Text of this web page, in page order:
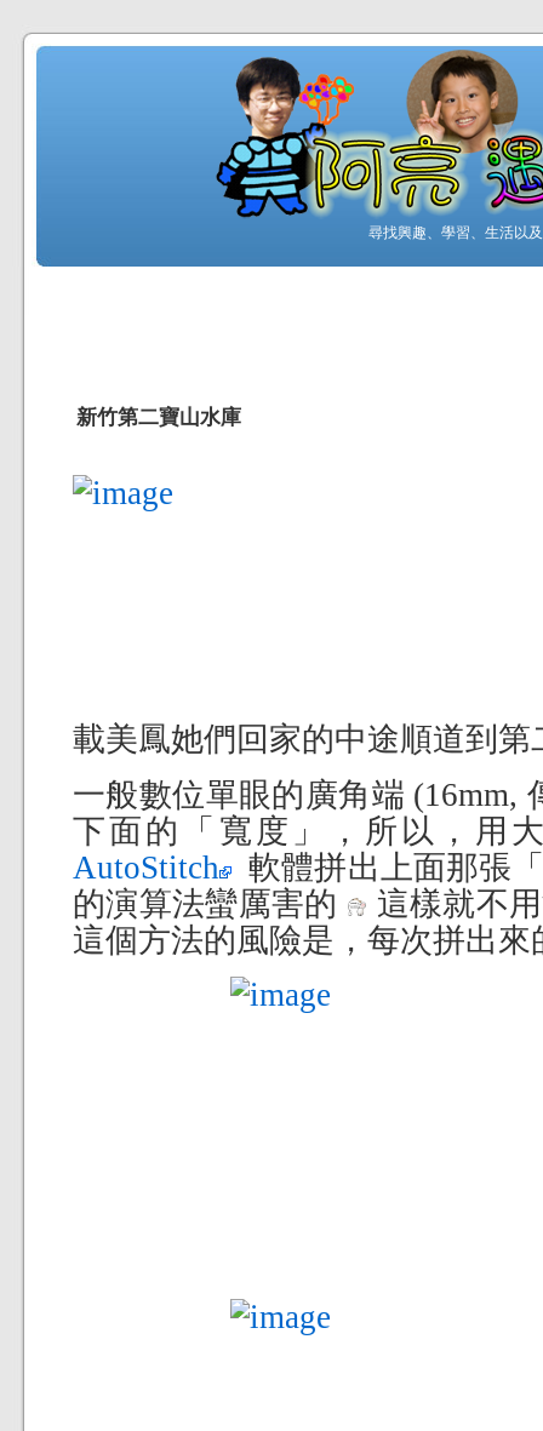
尋找興趣、學習、生活以
新竹第二寶山水庫
載美鳳她們回家的中途順道到
一般數位單眼的廣角端 (16mm,
下面的「寬度」，所以，用
AutoStitch
軟體拼出上面那張
的演算法蠻厲害的
這樣就不
這個方法的風險是，每次拼出